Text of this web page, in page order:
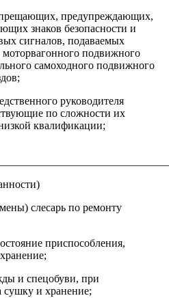
предупреждающих,
знаков безопасности и
сигналов, подаваемых
подвижного
самоходного подвижного
руководителя
по сложности их
квалификации;
слесарь по ремонту
приспособления,
и спецобуви, при
сушку и хранение;